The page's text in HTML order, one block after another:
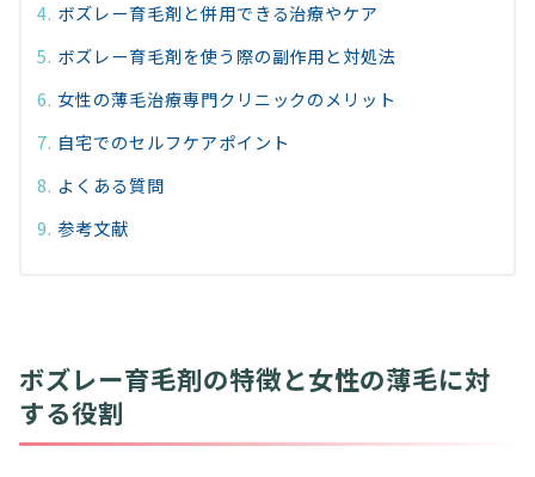
ボズレー育毛剤と併用できる治療やケア
ボズレー育毛剤を使う際の副作用と対処法
女性の薄毛治療専門クリニックのメリット
自宅でのセルフケアポイント
よくある質問
参考文献
ボズレー育毛剤の特徴と女性の薄毛に対
する役割